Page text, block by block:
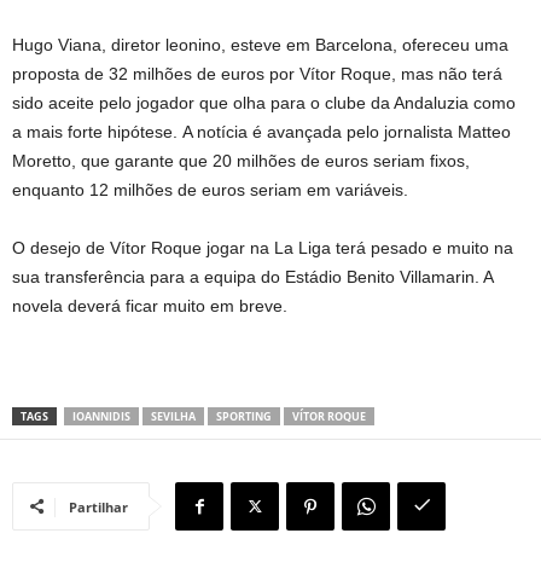
Hugo Viana, diretor leonino, esteve em Barcelona, ofereceu uma
proposta de 32 milhões de euros por Vítor Roque, mas não terá
sido aceite pelo jogador que olha para o clube da Andaluzia como
a mais forte hipótese. A notícia é avançada pelo jornalista Matteo
Moretto, que garante que 20 milhões de euros seriam fixos,
enquanto 12 milhões de euros seriam em variáveis.
O desejo de Vítor Roque jogar na La Liga terá pesado e muito na
sua transferência para a equipa do Estádio Benito Villamarin. A
novela deverá ficar muito em breve.
TAGS IOANNIDIS SEVILHA SPORTING VÍTOR ROQUE
Partilhar